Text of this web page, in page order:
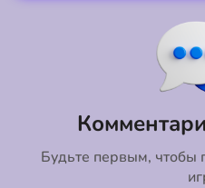
Будьте первым, чтобы